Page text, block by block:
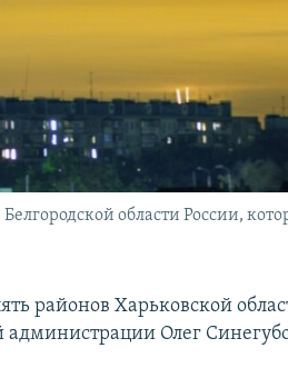
области России,
районов Харьковской
администрации Олег